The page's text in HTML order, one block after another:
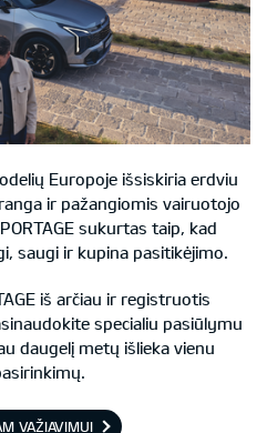
Europoje išsiskiria erdviu
ir pažangiomis vairuotojo
sukurtas taip, kad
saugi ir kupina pasitikėjimo.
iš arčiau ir registruotis
specialiu pasiūlymu
daugelį metų išlieka vienu
VAŽIAVIMUI